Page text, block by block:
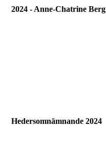
2024 - Anne-Chatrine Berg
Hedersomnämnande 2024